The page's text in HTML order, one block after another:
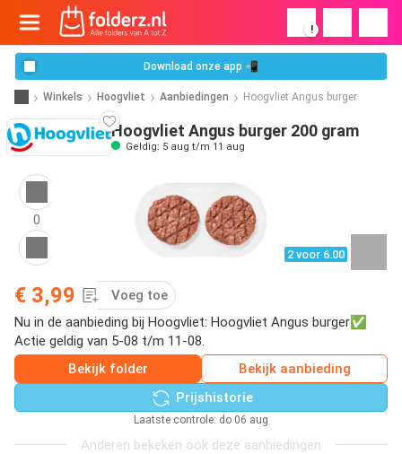
!
Download onze app 📲
Winkels Hoogvliet Aanbiedingen Hoogvliet Angus burger
Hoogvliet Angus burger 200 gram
Geldig: 5 aug t/m 11 aug
0
2 voor 6.00
€ 3,99
Voeg toe
Nu in de aanbieding bij Hoogvliet: Hoogvliet Angus burger✅
Actie geldig van 5-08 t/m 11-08.
Bekijk folder
Bekijk aanbieding
Prijshistorie
Laatste controle: do 06 aug
Anderen bekeken ook deze aanbiedingen